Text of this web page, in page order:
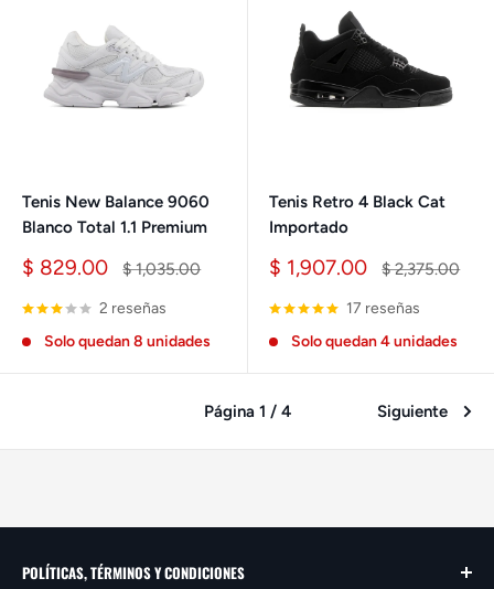
Tenis New Balance 9060
Blanco Total 1.1 Premium
Precio
venta
$ 829.00
Precio
$ 1,035.00
2 reseñas
Solo quedan 8 unidades
Tenis Retro 4 Black Cat
Importado
Precio
venta
$ 1,907.00
Precio
$ 2,375.00
17 reseñas
Solo quedan 4 unidades
Página 1 / 4 Siguiente
POLÍTICAS, TÉRMINOS Y CONDICIONES